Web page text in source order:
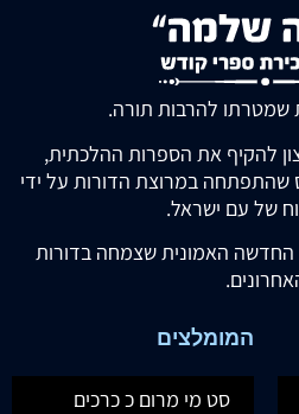
שמטרתו להרבות תורה.
להקיף את הספרות ההלכתית,
שהתפתחה במרוצת הדורות על ידי
של עם ישראל.
החדשה האמונית שצמחה בדורות
המומלצים
סט מי מרום כ כרכים